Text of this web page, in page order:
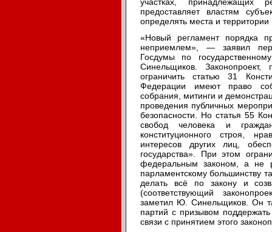
предоставляет властям
определять места и
«Новый регламент порядка
неприемлем», — заявил
Госдумы по
Синельщиков.
ограничить статью 31
Федерации имеют право
собрания, митинги и
проведения публичных
безопасности. Но статья 55
свобод человека и
конституционного строя,
интересов других лиц,
государства». При этом
федеральным законом, а не
парламентскому большинству
делать всё по закону и
(соответствующий
заметил Ю. Синельщиков. Он
партий с призывом
связи с принятием этого